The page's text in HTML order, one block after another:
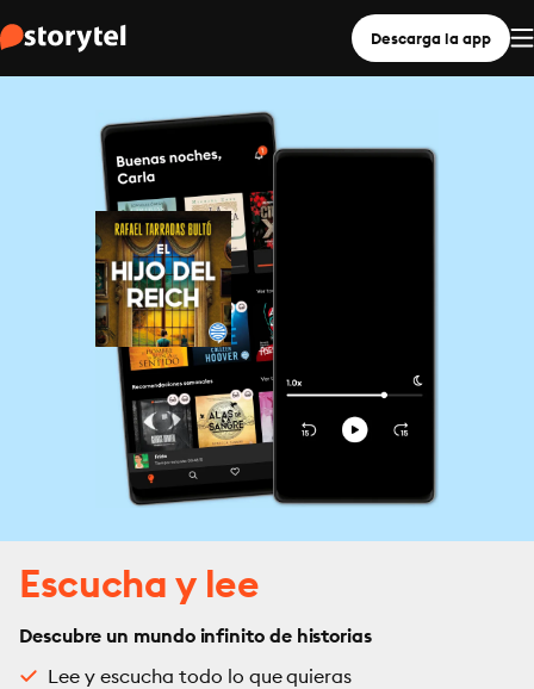
Descarga la app
Escucha y lee
Descubre un mundo infinito de historias
Lee y escucha todo lo que quieras